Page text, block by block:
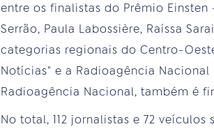
entre os finalistas do Prêmio
Serrão, Paula Labossière, Raíssa
categorias regionais do Centro-
Notícias" e a Radioagência
Radioagência Nacional, também é
No total, 112 jornalistas e 72